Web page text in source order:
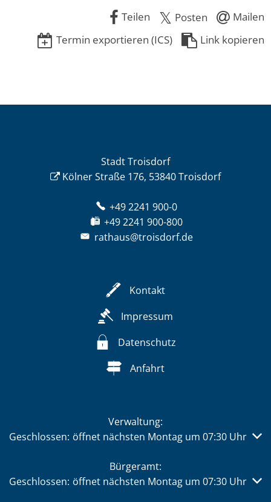
Teilen
Posten
Mailen
Termin exportieren (ICS)
Link kopieren
Stadt Troisdorf
Kölner Straße 176, 53840 Troisdorf
+49 2241 900-0
+49 2241 900-800
rathaus@troisdorf.de
Kontakt
Impressum
Datenschutz
Anfahrt
Verwaltung:
Klicken, um weitere Öffnungs- oder Schließzeiten
Geschlossen: öffnet nächsten Montag um 07:30 Uhr
Bürgeramt:
Klicken, um weitere Öffnungs- oder Schließzeiten
Geschlossen: öffnet nächsten Montag um 07:30 Uhr